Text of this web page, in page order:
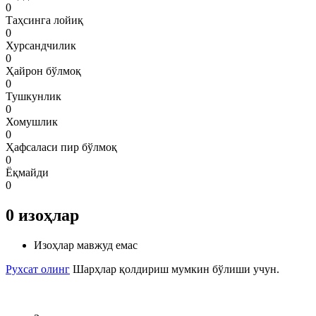
0
Таҳсинга лойиқ
0
Хурсандчилик
0
Ҳайрон бўлмоқ
0
Тушкунлик
0
Хомушлик
0
Ҳафсаласи пир бўлмоқ
0
Ёқмайди
0
0 изоҳлар
Изоҳлар мавжуд емас
Рухсат олинг Шарҳлар қолдириш мумкин бўлиши учун.